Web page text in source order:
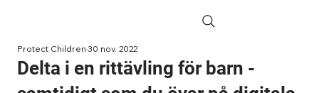
Delta i en rittävling för barn -
Protect Children30 nov. 2022